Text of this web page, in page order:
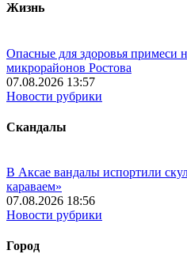
Жизнь
Опасные для здоровья примеси
микрорайонов Ростова
07.08.2026 13:57
Новости рубрики
Скандалы
В Аксае вандалы испортили
караваем»
07.08.2026 18:56
Новости рубрики
Город